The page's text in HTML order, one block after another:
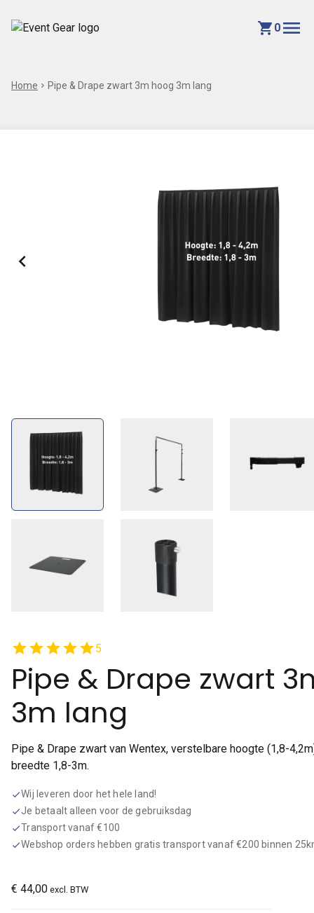
shopping_cart 0 menu
Home chevron_right Pipe & Drape zwart 3m hoog 3m lang
starstarstarstarstar5
Pipe & Drape zwart
3m lang
Pipe & Drape zwart van Wentex, verstelbare hoogte (1,8-
breedte 1,8-3m.
checkWij leveren door het hele land!
check Je betaalt alleen voor de gebruiksdag
checkTransport vanaf €100
checkWebshop orders hebben gratis transport vanaf €200 binnen
€ 44,00 excl. BTW